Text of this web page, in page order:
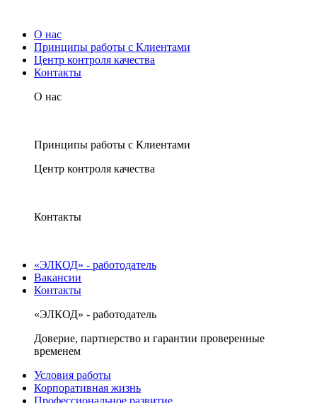
О нас
Принципы работы с Клиентами
Центр контроля качества
Контакты
О нас
Принципы работы с Клиентами
Центр контроля качества
Контакты
«ЭЛКОД» - работодатель
Вакансии
Контакты
«ЭЛКОД» - работодатель
Доверие, партнерство и гарантии проверенные
временем
Условия работы
Корпоративная жизнь
Профессиональное развитие